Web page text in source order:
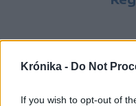
Krónika - Do Not
If you wish to opt-out of